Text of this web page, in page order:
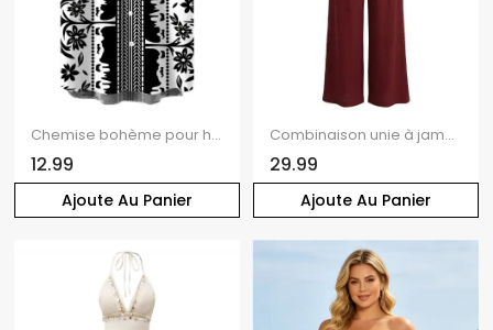
Ajoute Au Panier
Chemise bohème pour homme, style vacances, imprimé floral ethnique à feuilles, boutonnée, style bohème
12.99
Ajoute Au Panier
Combinaison unie à jambes droites et taille haute avec anneau.
29.99